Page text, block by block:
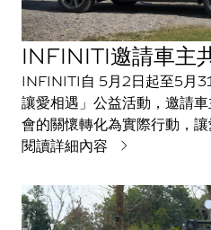
INFINITI邀請車主
點禮遇．讓愛相遇
INFINITI自 5月2日起至5月
讓愛相遇」公益活動，邀請
會的關懷轉化為實際行動，
續。
閱讀詳細內容